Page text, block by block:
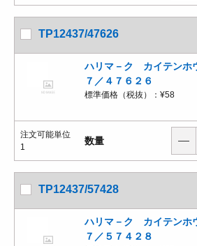
TP12437/47626
ハリマ－ク カイテンホ
７／４７６２６
標準価格（税抜）： ¥58
注文可能単位
1
数量
TP12437/57428
ハリマ－ク カイテンホ
７／５７４２８